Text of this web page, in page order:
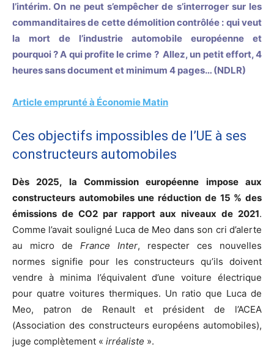
l’intérim. On ne peut s’empêcher de s’interroger sur les
commanditaires de cette démolition contrôlée : qui veut
la mort de l’industrie automobile européenne et
pourquoi ? A qui profite le crime ? Allez, un petit effort, 4
heures sans document et minimum 4 pages… (NDLR)
Article emprunté à Économie Matin
Ces objectifs impossibles de l’UE à ses
constructeurs automobiles
Dès 2025, la Commission européenne impose aux
constructeurs automobiles une réduction de 15 % des
émissions de CO2 par rapport aux niveaux de 2021.
Comme l’avait souligné Luca de Meo dans son cri d’alerte
au micro de France Inter, respecter ces nouvelles
normes signifie pour les constructeurs qu’ils doivent
vendre à minima l’équivalent d’une voiture électrique
pour quatre voitures thermiques. Un ratio que Luca de
Meo, patron de Renault et président de l’ACEA
(Association des constructeurs européens automobiles),
juge complètement « irréaliste ».